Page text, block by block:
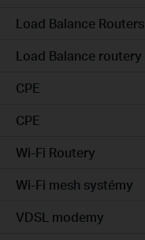
Load Balance Routers
Load Balance routery
CPE
CPE
Wi-Fi Routery
Wi-Fi mesh systémy
VDSL modemy